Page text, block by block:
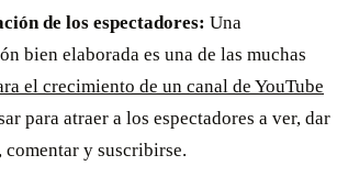
de los espectadores: Una
bien elaborada es una de las muchas
el crecimiento de un canal de YouTube
para atraer a los espectadores a ver, dar
comentar y suscribirse.